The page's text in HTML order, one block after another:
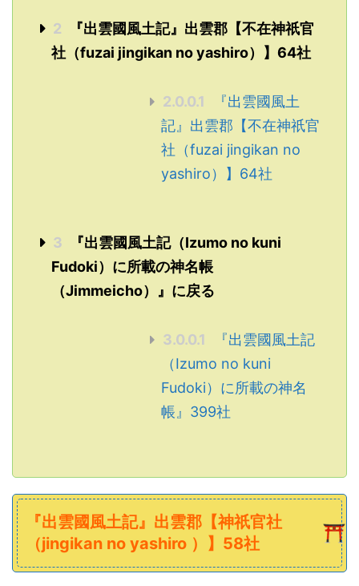
2
『出雲國風土記』出雲郡【不在神祇官
社（fuzai jingikan no yashiro）】64社
2.0.0.1
『出雲國風土
記』出雲郡【不在神祇官
社（fuzai jingikan no
yashiro）】64社
3
『出雲國風土記（Izumo no kuni
Fudoki）に所載の神名帳
（Jimmeicho）』に戻る
3.0.0.1
『出雲國風土記
（Izumo no kuni
Fudoki）に所載の神名
帳』399社
『出雲國風土記』出雲郡【神祇官社
（jingikan no yashiro ）】58社